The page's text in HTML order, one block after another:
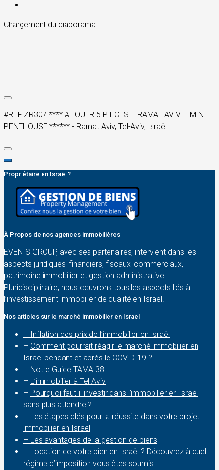
Chargement du diaporama...
#REF ZR307 **** A LOUER 5 PIECES – RAMAT AVIV – MINI
PENTHOUSE ****** - Ramat Aviv, Tel-Aviv, Israël
Propriétaire en Israël ?
À Propos de nos agences immobilières
EVENIS GROUP, avec ses partenaires, intervient dans les
aspects juridiques, financiers, fiscaux, commerciaux,
patrimoine immobilier et gestion administrative.
Pluridisciplinaire, nous couvrons tous les aspects liés à
l’investissement immobilier de qualité en Israël.
Nos articles sur le marché immobilier en Israel
– Inflation des prix de l’immobilier en Israël
– Comment pourrait réagir le marché immobilier en
Israël pendant et après le COVID-19 ?
– Notre Guide TAMA 38
– L’immobilier à Tel Aviv
– Pourquoi faut-il investir dans l’immobilier en Israël
sans plus attendre ?
– Les étapes clés pour la réussite dans votre projet
immobilier en Israël
– Les avantages de la gestion de biens
– Location de votre bien en Israël ? Découvrez à quel
régime d’imposition vous êtes soumis.